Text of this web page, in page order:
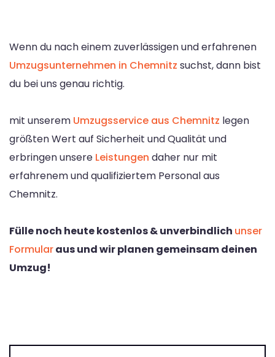
Wenn du nach einem zuverlässigen und erfahrenen
Umzugsunternehmen in Chemnitz suchst, dann bist
du bei uns genau richtig.
mit unserem Umzugsservice aus Chemnitz legen
größten Wert auf Sicherheit und Qualität und
erbringen unsere Leistungen daher nur mit
erfahrenem und qualifiziertem Personal aus
Chemnitz.
Fülle noch heute kostenlos & unverbindlich unser
Formularaus und wir planen gemeinsam deinen
Umzug!